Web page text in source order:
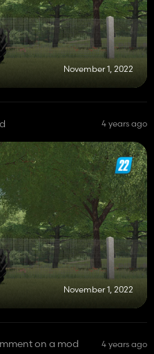
November 1, 2022
4 years ago
November 1, 2022
on a mod
4 years ago